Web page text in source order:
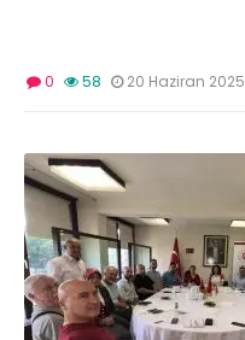
0 58 20 Haziran 2025